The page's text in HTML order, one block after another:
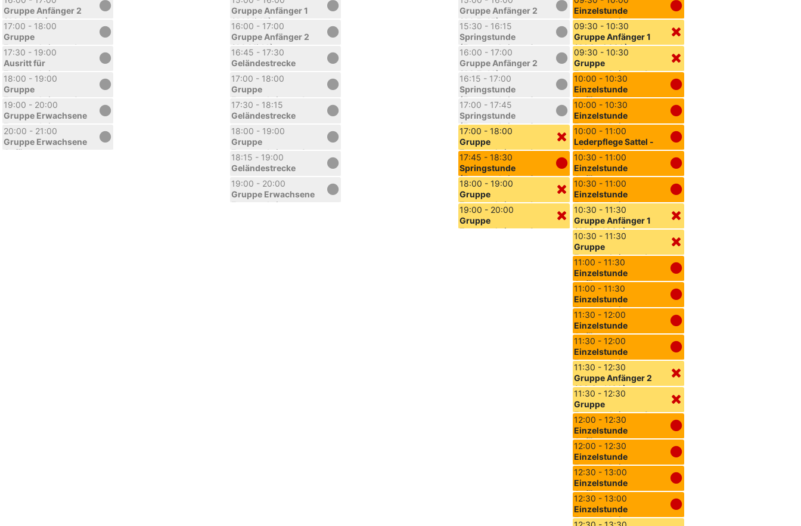
Gruppe Anfänger 2
(A2.Mo.16)
17:00 - 18:00
Gruppe
Fortgeschrittene 1
(F1.Mo.17)
17:30 - 19:00
Ausritt für
Fortgeschrittene
18:00 - 19:00
Gruppe
Fortgeschrittene 2
(F2.Mo.18)
19:00 - 20:00
Gruppe Erwachsene
Fortgeschrittene
(EF.Mo.19)
20:00 - 21:00
Gruppe Erwachsene
Anfänger
Gruppe Anfänger 1
(A1.Mi.15)
16:00 - 17:00
Gruppe Anfänger 2
(A2.Mi.16)
16:45 - 17:30
Geländestrecke
17:00 - 18:00
Gruppe
Fortgeschrittene 1
(F1.Mi.17)
17:30 - 18:15
Geländestrecke
18:00 - 19:00
Gruppe
Fortgeschrittene 2
(F1.Mi.18)
18:15 - 19:00
Geländestrecke
19:00 - 20:00
Gruppe Erwachsene
Fortgeschrittene
Gruppe Anfänger 2
(A2.Fr.15)
15:30 - 16:15
Springstunde
(Fortgeschrittene)
16:00 - 17:00
Gruppe Anfänger 2
(A2.Fr.16)
16:15 - 17:00
Springstunde
(Fortgeschrittene)
17:00 - 17:45
Springstunde
(Fortgeschrittene)
17:00 - 18:00
Gruppe
Fortgeschrittene 1
(F1.Fr.17)
17:45 - 18:30
Springstunde
(Fortgeschrittene)
18:00 - 19:00
Gruppe
Fortgeschrittene 1
(F1.Fr.18)
19:00 - 20:00
Gruppe
Fortgeschrittene 2
Einzelstunde
Fortgeschrittene
09:30 - 10:30
Gruppe Anfänger 1
(A1.Sa.0930)
09:30 - 10:30
Gruppe
Fortgeschrittene 1
(F1.Sa.0930)
10:00 - 10:30
Einzelstunde
Anfänger
10:00 - 10:30
Einzelstunde
Fortgeschrittene
10:00 - 11:00
Lederpflege Sattel -
mit
Sattelwettbewerb!
10:30 - 11:00
Einzelstunde
Anfänger
10:30 - 11:00
Einzelstunde
Fortgeschrittene
10:30 - 11:30
Gruppe Anfänger 1
(A1.Sa.1030)
10:30 - 11:30
Gruppe
Fortgeschrittene 1
(F1.Sa.1030)
11:00 - 11:30
Einzelstunde
Anfänger
11:00 - 11:30
Einzelstunde
Fortgeschrittene
11:30 - 12:00
Einzelstunde
Anfänger
11:30 - 12:00
Einzelstunde
Fortgeschrittene
11:30 - 12:30
Gruppe Anfänger 2
(A2.Sa.1130)
11:30 - 12:30
Gruppe
Fortgeschrittene 2
(F2.Sa.1130)
12:00 - 12:30
Einzelstunde
Anfänger
12:00 - 12:30
Einzelstunde
Fortgeschrittene
12:30 - 13:00
Einzelstunde
Anfänger
12:30 - 13:00
Einzelstunde
Fortgeschrittene